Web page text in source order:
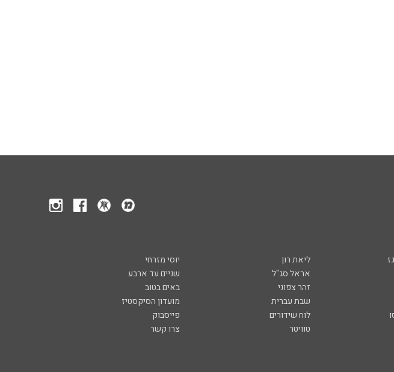
ליאת רון
יוסי מזרחי
אראל סג"ל
שניים עד ארבע
זהר צפוני
באים בטוב
שבת עברית
מועדון הסיקסטיז
לוח שידורים
פייסבוק
טוויטר צרו קשר